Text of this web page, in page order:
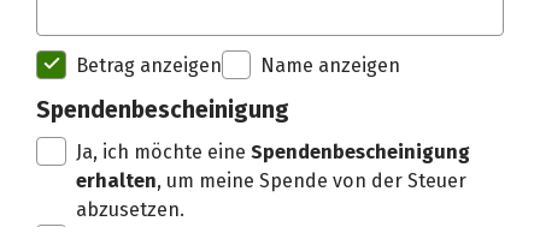
Betrag anzeigen Name anzeigen
Spendenbescheinigung
Ja, ich möchte eine Spendenbescheinigung
erhalten, um meine Spende von der Steuer
abzusetzen.
Spendenempfänger